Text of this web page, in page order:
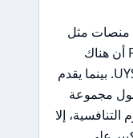
منصات مثل
Trustpilot وForex Peace Army أن هناك
شعورًا مختلطًا تجاه وسطاء مثل UYS. بينما يقدم
حول مجموعة
إلا